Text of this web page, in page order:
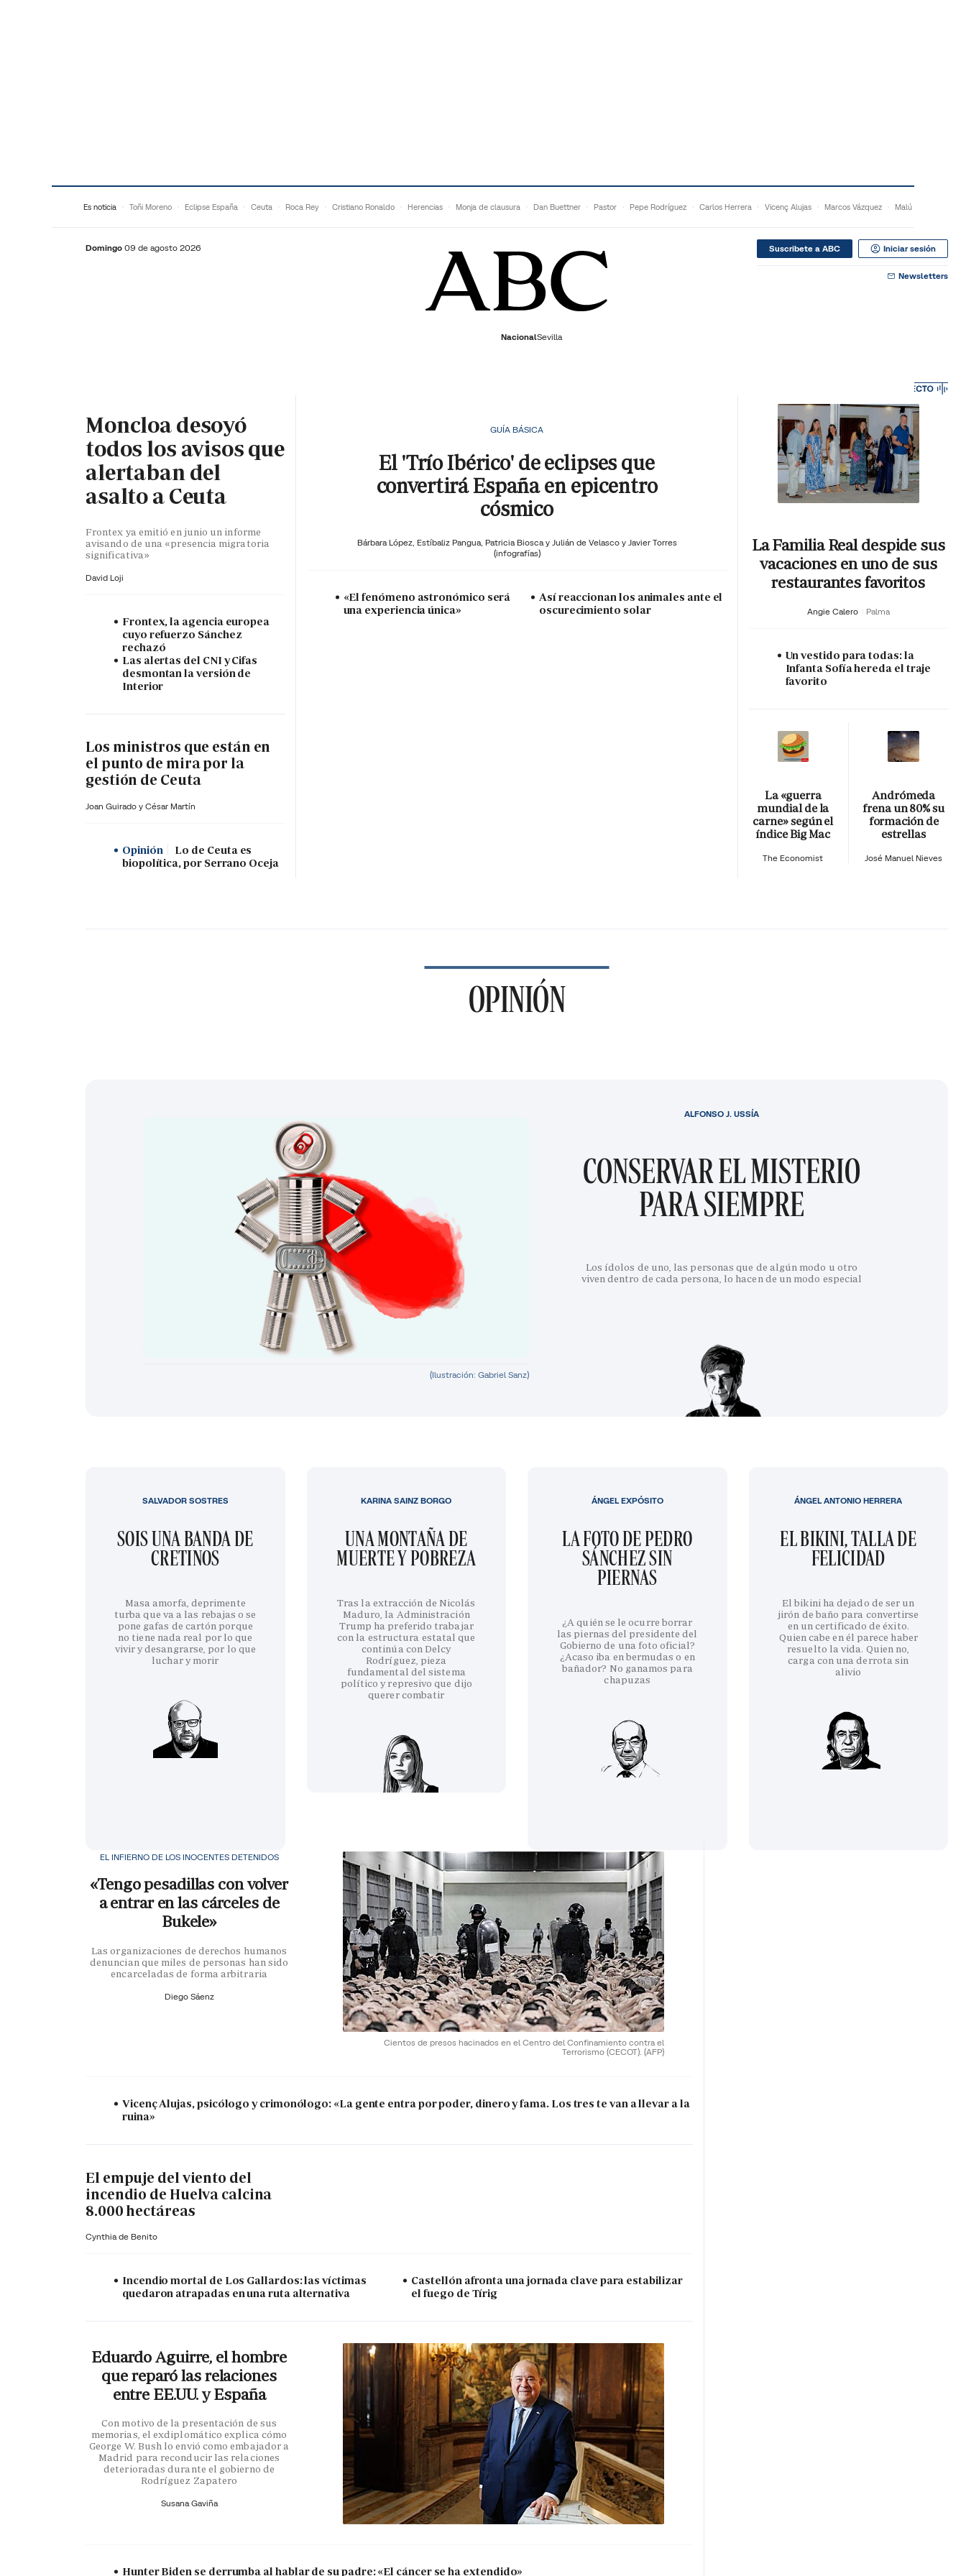
Es noticia Toñi Moreno Eclipse España Ceuta Roca Rey Cristiano Ronaldo Herencias Monja de clausura Dan Buettner Pastor Pepe Rodríguez Carlos Herrera Vicenç Alujas Marcos Vázquez Malú
Domingo 09 de agosto 2026
NacionalSevilla
Suscribete a ABC Iniciar sesión
Newsletters
Moncloa desoyó
todos los avisos que
alertaban del
asalto a Ceuta
Frontex ya emitió en junio un informe
avisando de una «presencia migratoria
significativa»
David Loji
Frontex, la agencia europea
cuyo refuerzo Sánchez
rechazó
Las alertas del CNI y Cifas
desmontan la versión de
Interior
Los ministros que están en
el punto de mira por la
gestión de Ceuta
Joan Guirado y César Martín
Opinión
Lo de Ceuta es
biopolítica, por Serrano Oceja
GUÍA BÁSICA
El 'Trío Ibérico' de eclipses que
convertirá España en epicentro
cósmico
Bárbara López, Estíbaliz Pangua, Patricia Biosca y Julián de Velasco y Javier Torres
(infografías)
«El fenómeno astronómico será
una experiencia única»
Así reaccionan los animales ante el
oscurecimiento solar
La Familia Real despide sus
vacaciones en uno de sus
restaurantes favoritos
Angie Calero Palma
Un vestido para todas: la
Infanta Sofía hereda el traje
favorito
La «guerra
mundial de la
carne» según el
índice Big Mac
The Economist
Andrómeda
frena un 80% su
formación de
estrellas
José Manuel Nieves
OPINIÓN
(Ilustración: Gabriel Sanz)
CONSERVAR EL MISTERIO
PARA SIEMPRE
Los ídolos de uno, las personas que de algún modo u otro
viven dentro de cada persona, lo hacen de un modo especial
ALFONSO J. USSÍA
SOIS UNA BANDA DE
CRETINOS
Masa amorfa, deprimente
turba que va a las rebajas o se
pone gafas de cartón porque
no tiene nada real por lo que
vivir y desangrarse, por lo que
luchar y morir
SALVADOR SOSTRES
UNA MONTAÑA DE
MUERTE Y POBREZA
Tras la extracción de Nicolás
Maduro, la Administración
Trump ha preferido trabajar
con la estructura estatal que
continúa con Delcy
Rodríguez, pieza
fundamental del sistema
político y represivo que dijo
querer combatir
KARINA SAINZ BORGO
LA FOTO DE PEDRO
SÁNCHEZ SIN
PIERNAS
¿A quién se le ocurre borrar
las piernas del presidente del
Gobierno de una foto oficial?
¿Acaso iba en bermudas o en
bañador? No ganamos para
chapuzas
ÁNGEL EXPÓSITO
EL BIKINI, TALLA DE
FELICIDAD
El bikini ha dejado de ser un
jirón de baño para convertirse
en un certificado de éxito.
Quien cabe en él parece haber
resuelto la vida. Quien no,
carga con una derrota sin
alivio
ÁNGEL ANTONIO HERRERA
Cientos de presos hacinados en el Centro del Confinamiento contra el
Terrorismo (CECOT). (AFP)
EL INFIERNO DE LOS INOCENTES DETENIDOS
«Tengo pesadillas con volver
a entrar en las cárceles de
Bukele»
Las organizaciones de derechos humanos
denuncian que miles de personas han sido
encarceladas de forma arbitraria
Diego Sáenz
Vicenç Alujas, psicólogo y crimonólogo: «La gente entra por poder, dinero y fama. Los tres te van a llevar a la
ruina»
El empuje del viento del
incendio de Huelva calcina
8.000 hectáreas
Cynthia de Benito
Incendio mortal de Los Gallardos: las víctimas
quedaron atrapadas en una ruta alternativa
Castellón afronta una jornada clave para estabilizar
el fuego de Tírig
Eduardo Aguirre, el hombre
que reparó las relaciones
entre EE.UU. y España
Con motivo de la presentación de sus
memorias, el exdiplomático explica cómo
George W. Bush lo envió como embajador a
Madrid para reconducir las relaciones
deterioradas durante el gobierno de
Rodríguez Zapatero
Susana Gaviña
Hunter Biden se derrumba al hablar de su padre: «El cáncer se ha extendido»